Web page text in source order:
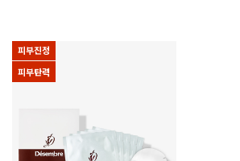
피부진정
피부탄력